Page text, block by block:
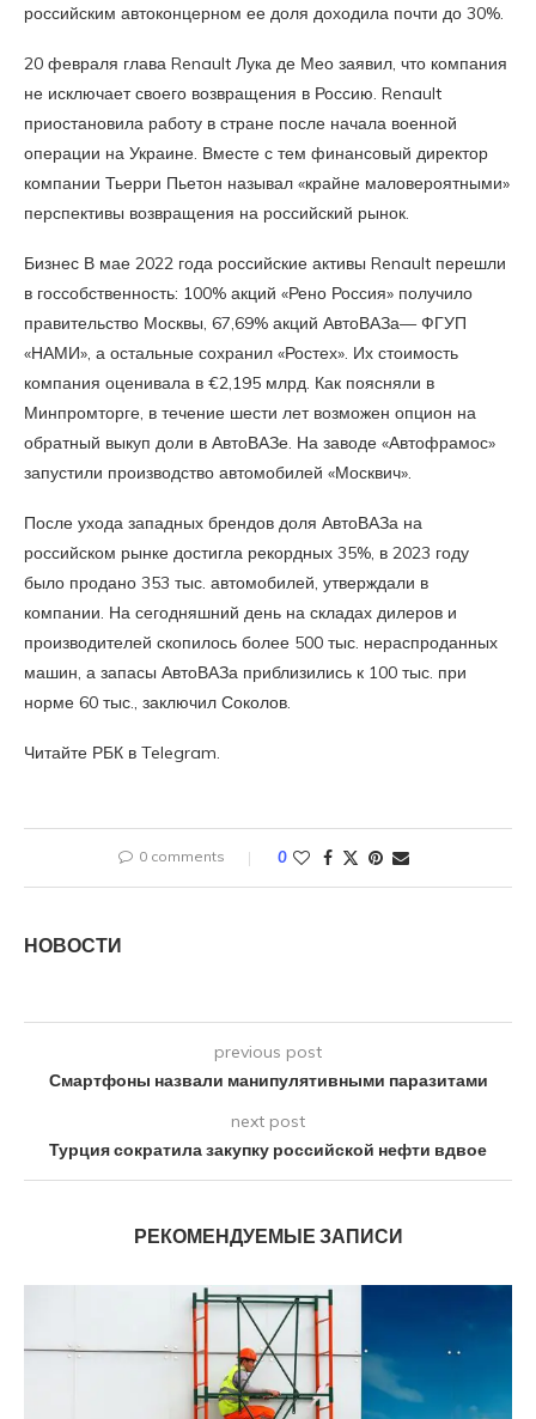
российским автоконцерном ее доля доходила почти до 30%.
20 февраля глава Renault Лука де Мео заявил, что компания
не исключает своего возвращения в Россию. Renault
приостановила работу в стране после начала военной
операции на Украине. Вместе с тем финансовый директор
компании Тьерри Пьетон называл «крайне маловероятными»
перспективы возвращения на российский рынок.
Бизнес В мае 2022 года российские активы Renault перешли
в госсобственность: 100% акций «Рено Россия» получило
правительство Москвы, 67,69% акций АвтоВАЗа— ФГУП
«НАМИ», а остальные сохранил «Ростех». Их стоимость
компания оценивала в €2,195 млрд. Как поясняли в
Минпромторге, в течение шести лет возможен опцион на
обратный выкуп доли в АвтоВАЗе. На заводе «Автофрамос»
запустили производство автомобилей «Москвич».
После ухода западных брендов доля АвтоВАЗа на
российском рынке достигла рекордных 35%, в 2023 году
было продано 353 тыс. автомобилей, утверждали в
компании. На сегодняшний день на складах дилеров и
производителей скопилось более 500 тыс. нераспроданных
машин, а запасы АвтоВАЗа приблизились к 100 тыс. при
норме 60 тыс., заключил Соколов.
Читайте РБК в Telegram.
0 comments 0
НОВОСТИ
previous post
Смартфоны назвали манипулятивными паразитами
next post
Турция сократила закупку российской нефти вдвое
РЕКОМЕНДУЕМЫЕ ЗАПИСИ